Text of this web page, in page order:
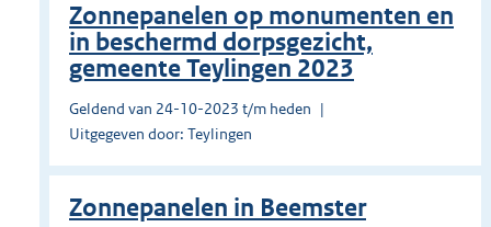
Zonnepanelen op monumenten en
in beschermd dorpsgezicht,
gemeente Teylingen 2023
Geldend van 24-10-2023 t/m heden
Uitgegeven door: Teylingen
Zonnepanelen in Beemster